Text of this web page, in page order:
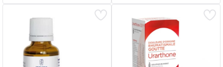
Total
Commander